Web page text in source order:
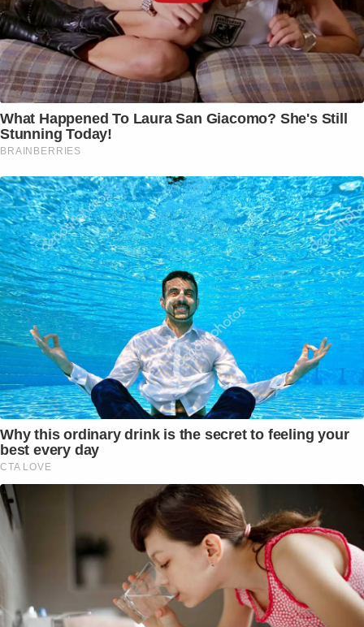
What Happened To Laura San Giacomo? She's Still
Stunning Today!
BRAINBERRIES
Why this ordinary drink is the secret to feeling your
best every day
CTA LOVE